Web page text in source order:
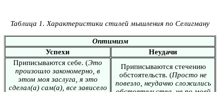
Таблица 1. Характеристики стилей мышления по Селигману
Оптимизм
Успехи
Неудачи
Приписываются себе. (Это
произошло закономерно, в
этом моя заслуга, я это
сделал(а) сам(а), все зависело
Приписываются стечению
обстоятельств. (Просто не
повезло, неудачно сложились